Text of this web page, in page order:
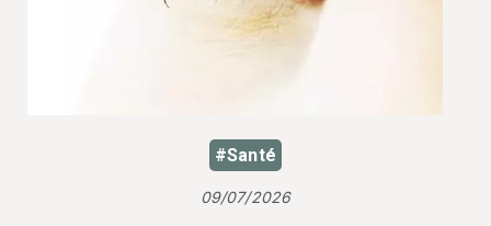
#Santé
09/07/2026